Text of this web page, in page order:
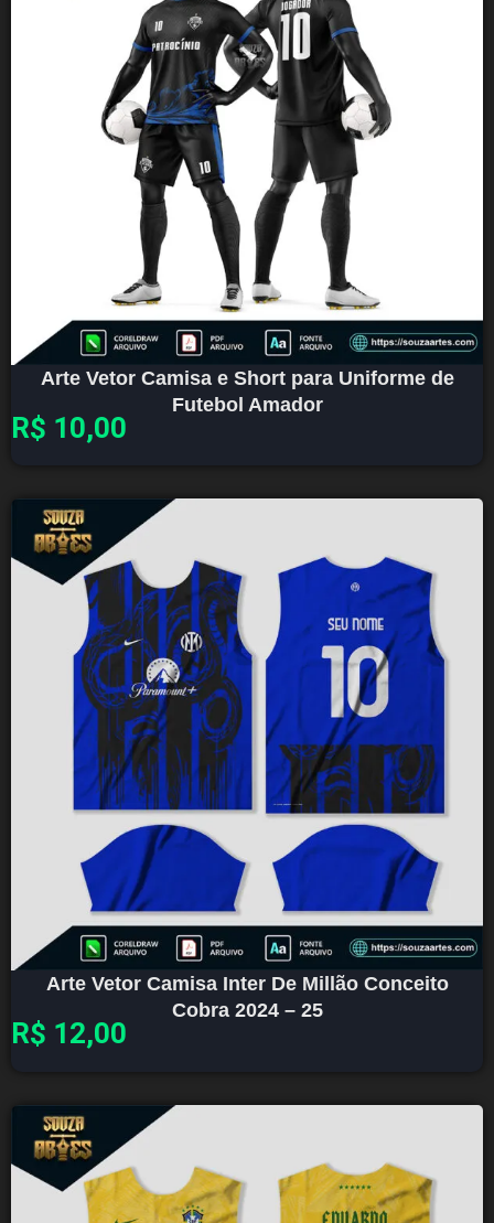
Arte Vetor Camisa e Short para Uniforme de
Futebol Amador
R$ 10,00
Arte Vetor Camisa Inter De Millão Conceito
Cobra 2024 – 25
R$ 12,00